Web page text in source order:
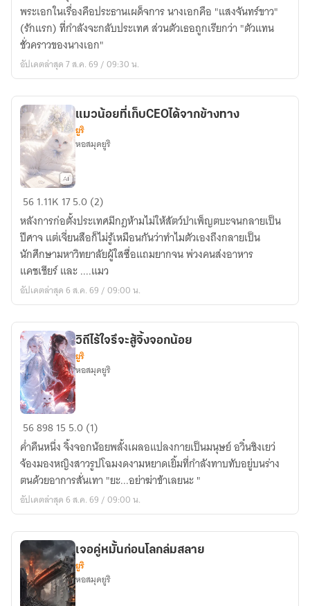
มุม
แบบ
นี้
ด้วย
เห
เนี่ย
พระเอกในเรื่องคือประธานเผด็จการ นางเอกคือ "แสงจันทร์ขาว"
(รักแรก) ที่กำลังจะกลับประเทศ ส่วนตัวเธอถูกเรียกว่า "ตัวแทน
ชั่วคราวของนางเอก"
อัปเดตล่าสุด 7 ส.ค. 69 / 09:30 น.
แมว
น้อย
ที่
เก็บCEOได้
จาก
ข้าง
ทาง
แมวน้อยที่เก็บCEOได้จากข้างทาง
ยูริ
หอสมุดยูริ
561.11K 175.0 (2)
หลังการก่อตั้งประเทศมีกฎห้ามไม่ให้สัตว์บำเพ็ญตบะจนกลายเป็น
ปีศาจ แต่เจี่ยนสือก็ไม่รู้เหมือนกันว่าทำไมตัวเองถึงกลายเป็น
นักศึกษามหาวิทยาลัยผู้ใสซื่อแถมยากจน พ่วงคนส่งอาหาร
แคชเชียร์ และ ....แมว
อัปเดตล่าสุด 6 ส.ค. 69 / 09:00 น.
วิถี
ไร้
ใจ
รึ
จะ
สู้
น้อย
วิถีไร้ใจรึจะสู้จิ้งจอกน้อย
ยูริ
หอสมุดยูริ
5689815 5.0 (1)
ค่ำคืนหนึ่ง จิ้งจอกน้อยพลั้งเผลอแปลงกายเป็นมนุษย์ อวิ๋นชิงเยว่
จ้องมองหญิงสาวรูปโฉมงดงามหยาดเยิ้มที่กำลังทาบทับอยู่บนร่าง
ตนด้วยอาการสั่นเทา "ยะ...อย่าฆ่าข้าเลยนะ "
อัปเดตล่าสุด 6 ส.ค. 69 / 09:00 น.
เจอคู่หมั้นก่อนโลกล่มสลาย
ยูริ
หอสมุดยูริ